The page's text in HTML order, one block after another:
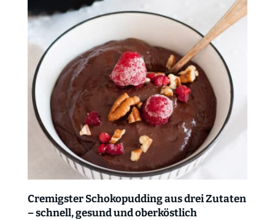
Cremigster Schokopudding aus drei Zutaten
– schnell, gesund und oberköstlich